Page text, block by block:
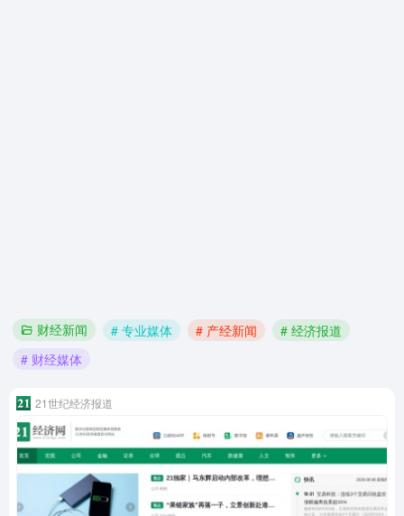
财经新闻 # 专业媒体 # 产经新闻
# 经济报道
# 财经媒体
21世纪经济报道